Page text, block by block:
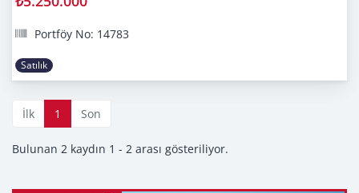
Portföy No: 14783
Satılık
İlk 1 Son
Bulunan 2 kaydın 1 - 2 arası gösteriliyor.